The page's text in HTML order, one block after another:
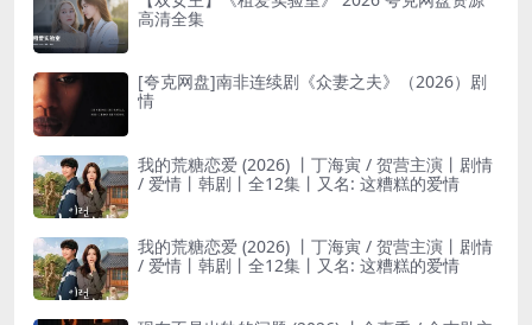
高清全集
[夸克网盘]南非连续剧《众妻之夫》（2026）剧
情
我的荒糖恋爱 (2026) 丨丁海寅 / 贺营主演丨剧情
/ 爱情丨韩剧丨全12集丨又名: 这糟糕的爱情
我的荒糖恋爱 (2026) 丨丁海寅 / 贺营主演丨剧情
/ 爱情丨韩剧丨全12集丨又名: 这糟糕的爱情